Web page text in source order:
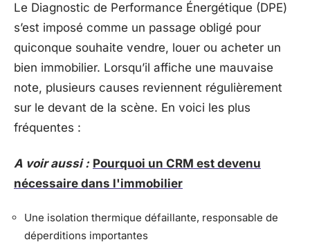
Le Diagnostic de Performance Énergétique (DPE)
s’est imposé comme un passage obligé pour
quiconque souhaite vendre, louer ou acheter un
bien immobilier. Lorsqu’il affiche une mauvaise
note, plusieurs causes reviennent régulièrement
sur le devant de la scène. En voici les plus
fréquentes :
A voir aussi : Pourquoi un CRM est devenu
nécessaire dans l'immobilier
Une isolation thermique défaillante, responsable de
déperditions importantes